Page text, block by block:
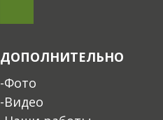
ДОПОЛНИТЕЛЬНО
-Фото
-Видео